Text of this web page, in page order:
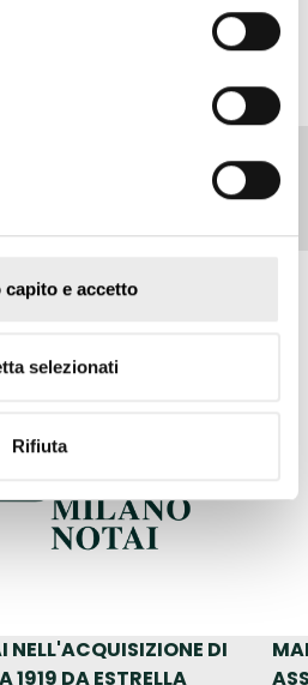
capito e accetto
selezionati
Rifiuta
DI
1919 DA ESTRELLA